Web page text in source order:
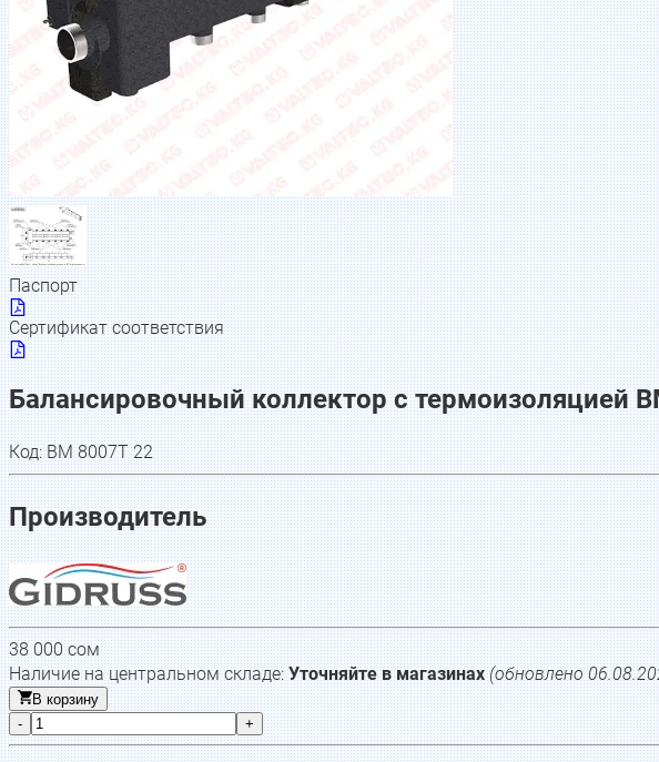
Паспорт
Сертификат соответствия
Балансировочный коллектор с термоизоляцией
Код:BM 8007T 22
Производитель
38 000сом
Наличие на центральном складе: Уточняйте в магазинах (обновлено
В корзину
-
+